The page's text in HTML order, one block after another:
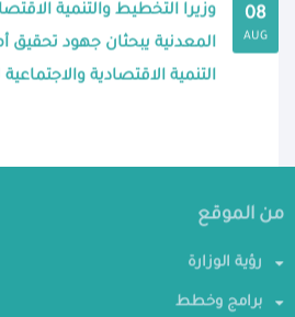
08
AUG
وزيرا التخطيط والتنمية
المعدنية يبحثان جهود
التنمية الاقتصادية والاجتماعية للعام
من الموقع
رؤية الوزارة
برامج وخطط